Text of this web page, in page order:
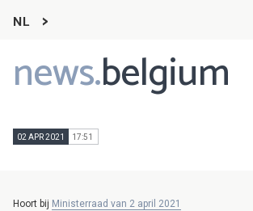
NL
news.belgium
Main
navigation
02 APR 2021 17:51
Hoort bij Ministerraad van 2 april 2021